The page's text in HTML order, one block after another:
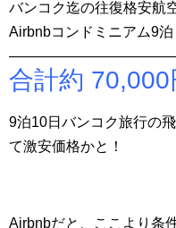
バンコク迄の往復格安航
Airbnbコンドミニアム9泊
合計約 70,000
9泊10日バンコク旅行の
て激安価格かと！
Airbnbだと、ここより条